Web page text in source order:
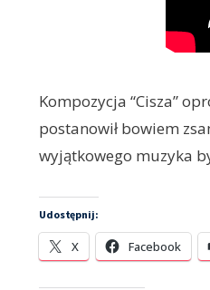
Kompozycja “Cisza”
postanowił bowiem
wyjątkowego muzyka
Udostępnij:
X Facebook